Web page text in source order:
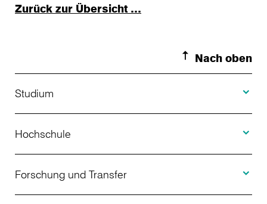
Zurück zur Übersicht …
Nach oben
Studium
Studienangebot
Bewerbung
Hochschule
Über uns
Forschung und Transfer